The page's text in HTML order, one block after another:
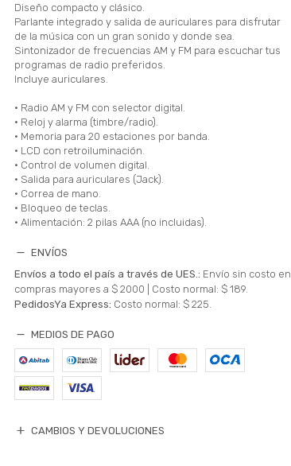
Diseño compacto y clásico.
Parlante integrado y salida de auriculares para disfrutar
de la música con un gran sonido y donde sea.
Sintonizador de frecuencias AM y FM para escuchar tus
programas de radio preferidos.
Incluye auriculares.
• Radio AM y FM con selector digital.
• Reloj y alarma (timbre/radio).
• Memoria para 20 estaciones por banda.
• LCD con retroiluminación.
• Control de volumen digital.
• Salida para auriculares (Jack).
• Correa de mano.
• Bloqueo de teclas.
• Alimentación: 2 pilas AAA (no incluidas).
ENVÍOS
Envíos a todo el país a través de UES.: Envío sin costo en
compras mayores a $ 2000 | Costo normal: $ 189.
PedidosYa Express: Costo normal: $ 225.
MEDIOS DE PAGO
CAMBIOS Y DEVOLUCIONES